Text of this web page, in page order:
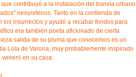
contribuyó a la instalación del tranvía urbano
neoyorkinos. Tanto en la contienda de
insurrectos y ayudó a recabar fondos para
era también poeta aficionado de cierta
salida de su pluma que conocemos es un
Lola de Varona, muy probablemente inspirado
en su casa: